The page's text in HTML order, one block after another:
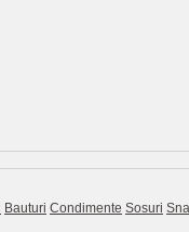
Bauturi Condimente Sosuri